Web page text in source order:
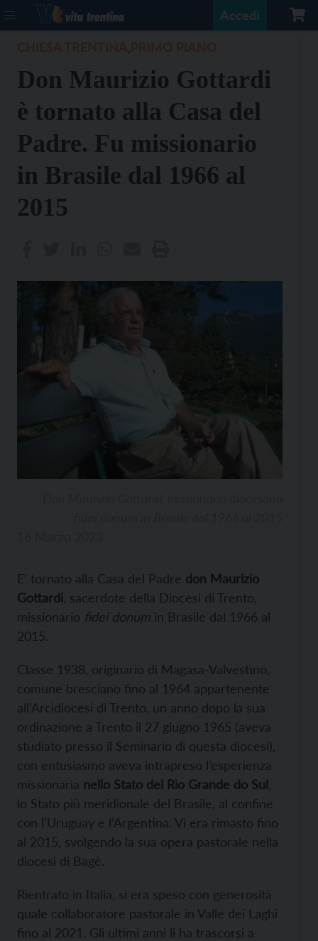
Accedi
,
Don Maurizio Gottardi
è tornato alla Casa del
Padre. Fu missionario
in Brasile dal 1966 al
2015
E’ tornato alla Casa del Padre don Maurizio
Gottardi , sacerdote della Diocesi di Trento,
missionario fidei donum in Brasile dal 1966 al
2015.
Classe 1938, originario di Magasa-Valvestino,
comune bresciano fino al 1964 appartenente
all’Arcidiocesi di Trento, un anno dopo la sua
ordinazione a Trento il 27 giugno 1965 (aveva
studiato presso il Seminario di questa diocesi),
con entusiasmo aveva intrapreso l’esperienza
missionaria nello Stato del Rio Grande do Sul
lo Stato più meridionale del Brasile, al confine
con l’Uruguay e l’Argentina. Vi era rimasto fino
al 2015, svolgendo la sua opera pastorale nella
diocesi di Bagè.
Rientrato in Italia, si era speso con generosità
quale collaboratore pastorale in Valle dei Laghi
fino al 2021. Gli ultimi anni li ha trascorsi a